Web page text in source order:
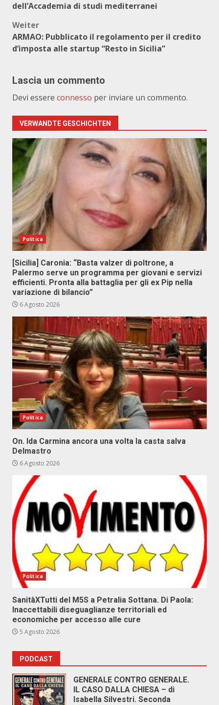
dell’Accademia di studi mediterranei
Weiter
ARMAO: Pubblicato il regolamento per il credito
d’imposta alle startup “Resto in Sicilia”
Lascia un commento
Devi essere connesso per inviare un commento.
VERWANDTE GESCHICHTEN
Politica
[Sicilia] Caronia: “Basta valzer di poltrone, a
Palermo serve un programma per giovani e servizi
efficienti. Pronta alla battaglia per gli ex Pip nella
variazione di bilancio”
6 Agosto 2026
Politica
On. Ida Carmina ancora una volta la casta salva
Delmastro
6 Agosto 2026
Politica
SanitàXTutti del M5S a Petralia Sottana. Di Paola:
Inaccettabili diseguaglianze territoriali ed
economiche per accesso alle cure
5 Agosto 2026
PODCAST
GENERALE CONTRO GENERALE.
IL CASO DALLA CHIESA – di
Isabella Silvestri. Seconda